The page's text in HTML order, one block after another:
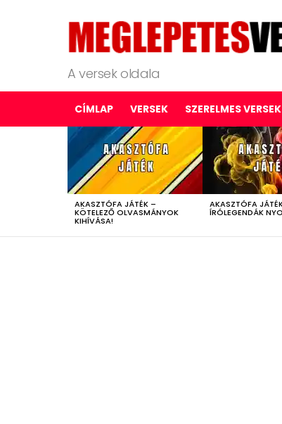
A versek oldala
CÍMLAP VERSEK SZERELMES VERSEK
LATEST
STORIES
AKASZTÓFA JÁTÉK –
KÖTELEZŐ OLVASMÁNYOK
KIHÍVÁSA!
AKASZTÓFA
ÍRÓLEGENDÁK